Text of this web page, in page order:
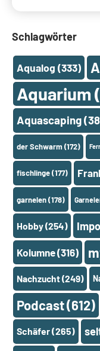
Schlagwörter
Aqualog (333)
Aquarium
Aquascaping
der Schwarm(172)
fischlinge(177)
garnelen(178)
Hobby(254)
Kolumne(316)
Nachzucht(249)
Podcast(612)
Schäfer(265)